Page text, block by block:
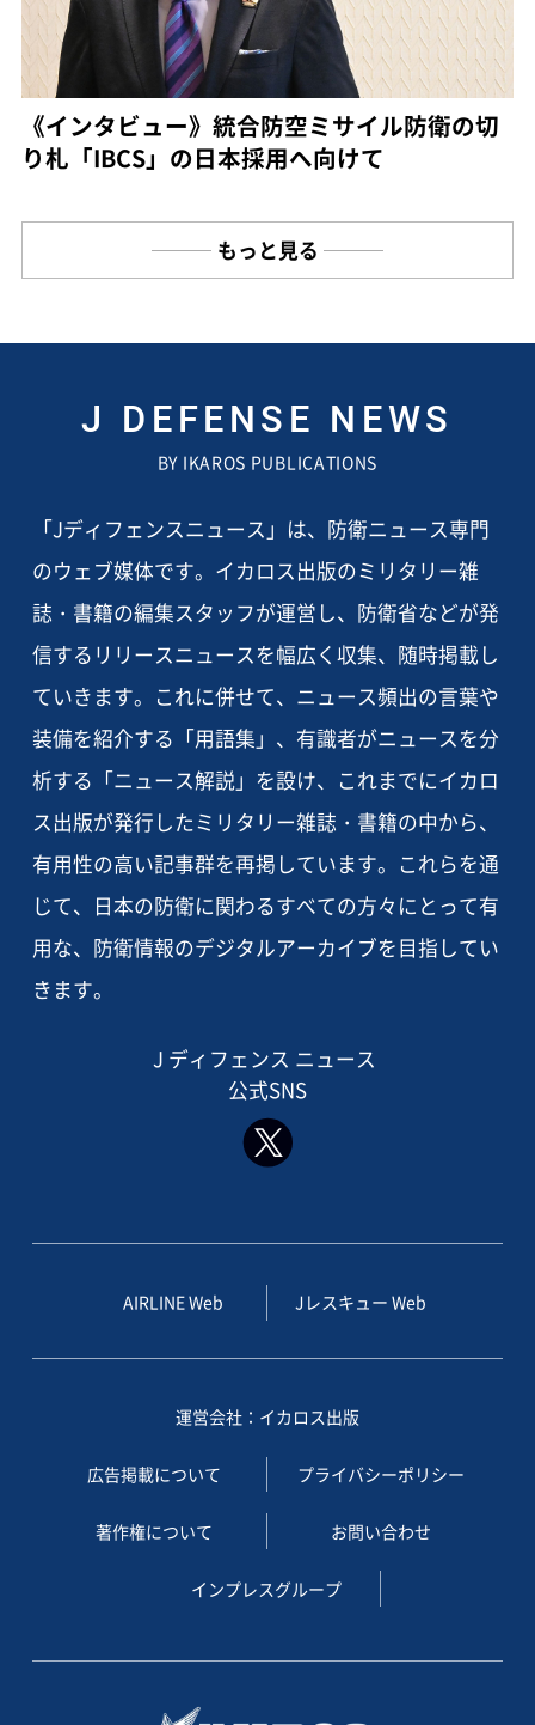
《インタビュー》統合防空ミサイル防衛の切
り札「IBCS」の日本採用へ向けて
もっと見る
J DEFENSE NEWS
BY IKAROS PUBLICATIONS
「Jディフェンスニュース」は、防衛ニュース専門
のウェブ媒体です。イカロス出版のミリタリー雑
誌・書籍の編集スタッフが運営し、防衛省などが発
信するリリースニュースを幅広く収集、随時掲載し
ていきます。これに併せて、ニュース頻出の言葉や
装備を紹介する「用語集」、有識者がニュースを分
析する「ニュース解説」を設け、これまでにイカロ
ス出版が発行したミリタリー雑誌・書籍の中から、
有用性の高い記事群を再掲しています。これらを通
じて、日本の防衛に関わるすべての方々にとって有
用な、防衛情報のデジタルアーカイブを目指してい
きます。
J ディフェンス ニュース
公式SNS
AIRLINE Web Jレスキュー Web
運営会社：イカロス出版
広告掲載について プライバシーポリシー
著作権について お問い合わせ
インプレスグループ